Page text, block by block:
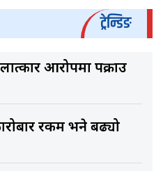
ट्रेन्डिङ
आरोपमा पक्राउ
रकम भने बढ्यो